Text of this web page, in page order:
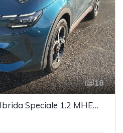
18
ALFA ROMEO Junior Ibrida Speciale 1.2 MHEV e-DCT 6